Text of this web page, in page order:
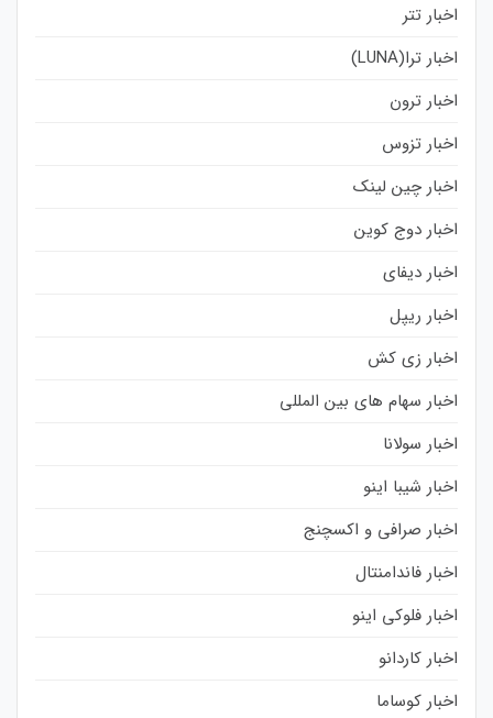
اخبار تتر
اخبار ترا(LUNA)
اخبار ترون
اخبار تزوس
اخبار چین لینک
اخبار دوج کوین
اخبار دیفای
اخبار ریپل
اخبار زی کش
اخبار سهام های بین المللی
اخبار سولانا
اخبار شیبا اینو
اخبار صرافی و اکسچنج
اخبار فاندامنتال
اخبار فلوکی اینو
اخبار کاردانو
اخبار کوساما